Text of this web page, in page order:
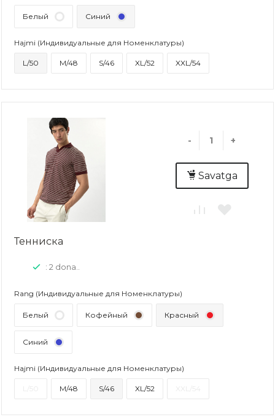
Белый Синий
Hajmi (Индивидуальные для Номенклатуры)
L/50 M/48 S/46 XL/52 XXL/54
- +
Savatga
Тенниска
: 2 dona..
Rang (Индивидуальные для Номенклатуры)
Белый Кофейный Красный
Синий
Hajmi (Индивидуальные для Номенклатуры)
M/48 S/46 XL/52